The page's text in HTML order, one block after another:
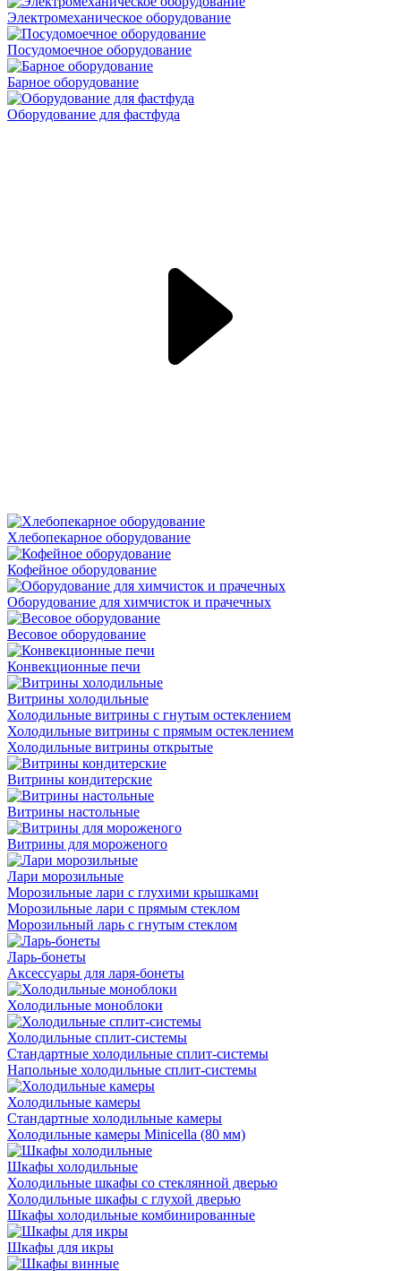
Электромеханическое оборудование
Посудомоечное оборудование
Барное оборудование
Оборудование для фастфуда
Хлебопекарное оборудование
Кофейное оборудование
Оборудование для химчисток и прачечных
Весовое оборудование
Конвекционные печи
Витрины холодильные
Холодильные витрины с гнутым остеклением
Холодильные витрины с прямым остеклением
Холодильные витрины открытые
Витрины кондитерские
Витрины настольные
Витрины для мороженого
Лари морозильные
Морозильные лари с глухими крышками
Морозильные лари с прямым стеклом
Морозильный ларь с гнутым стеклом
Ларь-бонеты
Аксессуары для ларя-бонеты
Холодильные моноблоки
Холодильные сплит-системы
Стандартные холодильные сплит-системы
Напольные холодильные сплит-системы
Холодильные камеры
Стандартные холодильные камеры
Холодильные камеры Minicella (80 мм)
Шкафы холодильные
Холодильные шкафы со стеклянной дверью
Холодильные шкафы с глухой дверью
Шкафы холодильные комбинированные
Шкафы для икры